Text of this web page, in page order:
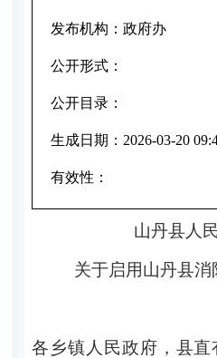
发布机构： 政府办
公开形式：
公开目录：
生成日期： 2026-03-20
有效性：
山丹县人
关于启用山丹县消
各乡镇人民政府，县